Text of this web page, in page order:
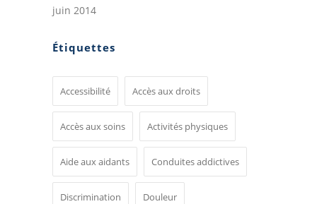
juin 2014
Étiquettes
Accessibilité Accès aux droits
Accès aux soins Activités physiques
Aide aux aidants Conduites addictives
Discrimination Douleur